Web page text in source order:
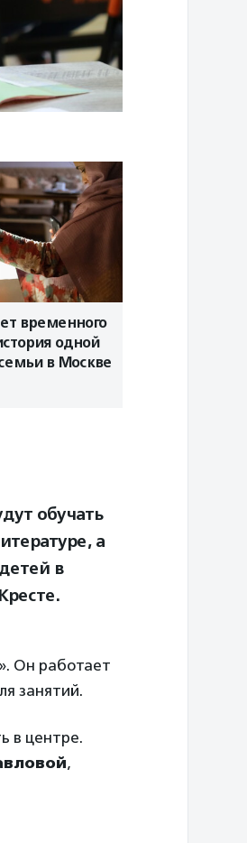
временного
одной
в Москве
обучать
а
в
Он работает
занятий.
в центре.
,